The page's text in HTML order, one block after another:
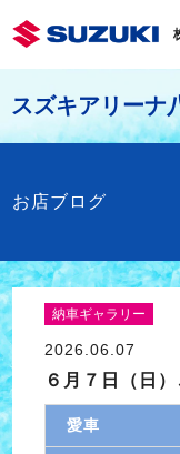
スズキアリーナ
お店ブログ
納車ギャラリー
2026.06.07
６月７日（日
愛車